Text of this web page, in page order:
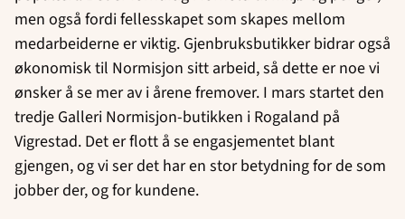
men også fordi fellesskapet som skapes mellom
medarbeiderne er viktig. Gjenbruksbutikker bidrar også
økonomisk til Normisjon sitt arbeid, så dette er noe vi
ønsker å se mer av i årene fremover. I mars startet den
tredje Galleri Normisjon-butikken i Rogaland på
Vigrestad. Det er flott å se engasjementet blant
gjengen, og vi ser det har en stor betydning for de som
jobber der, og for kundene.